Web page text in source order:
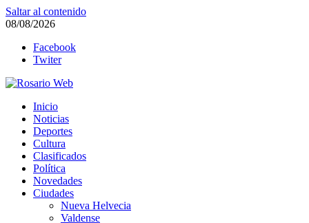
Saltar al contenido
08/08/2026
Facebook
Twiter
Rosario Web
Todas la noticias de Rosario y la zona
Inicio
Noticias
Deportes
Cultura
Clasificados
Política
Novedades
Ciudades
Nueva Helvecia
Valdense